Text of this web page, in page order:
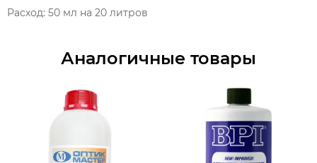
Расход: 50 мл на 20 литров
Аналогичные товары